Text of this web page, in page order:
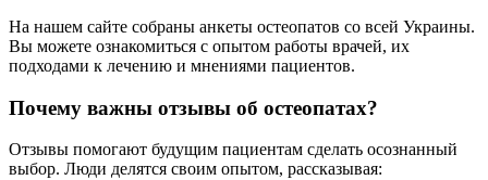
На нашем сайте собраны анкеты остеопатов со всей Украины.
Вы можете ознакомиться с опытом работы врачей, их
подходами к лечению и мнениями пациентов.
Почему важны отзывы об остеопатах?
Отзывы помогают будущим пациентам сделать осознанный
выбор. Люди делятся своим опытом, рассказывая: